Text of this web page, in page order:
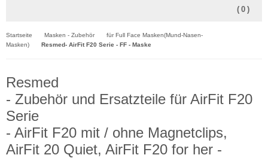
( 0 )
Startseite Masken - Zubehör
für Full Face Masken(Mund-Nasen-
Masken)
Resmed- AirFit F20 Serie - FF - Maske
Resmed
- Zubehör und Ersatzteile für AirFit F20
Serie
- AirFit F20 mit / ohne Magnetclips,
AirFit 20 Quiet, AirFit F20 for her -